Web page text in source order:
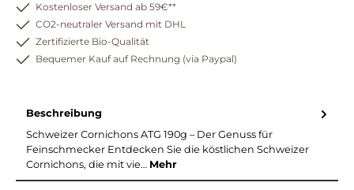
Kostenloser Versand ab 59€**
CO2-neutraler Versand mit DHL
Zertifizierte Bio-Qualität
Bequemer Kauf auf Rechnung (via Paypal)
Beschreibung
Schweizer Cornichons ATG 190g – Der Genuss für
Feinschmecker Entdecken Sie die köstlichen Schweizer
Cornichons, die mit vie… Mehr